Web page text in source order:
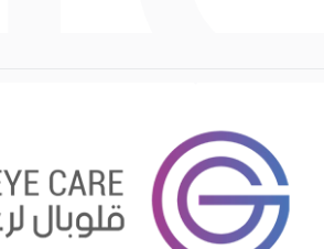
احمرار عيون الاطفال الرضع